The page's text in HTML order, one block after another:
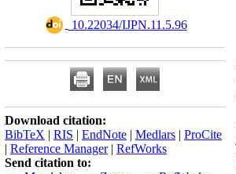
‎ 10.22034/IJPN.11.5.96
Download citation:
BibTeX | RIS | EndNote | Medlars | ProCite
| Reference Manager| RefWorks
Send citation to: